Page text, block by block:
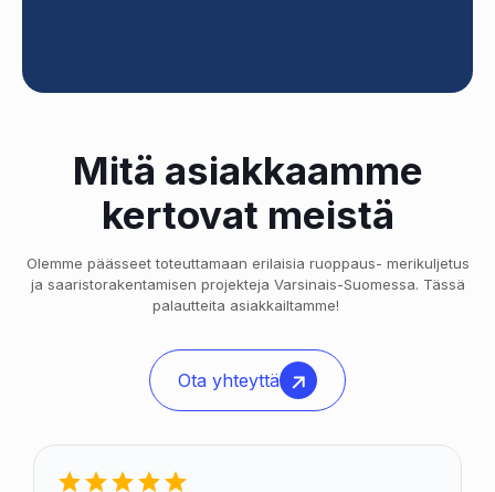
Mitä asiakkaamme
kertovat meistä
Olemme päässeet toteuttamaan erilaisia ruoppaus- merikuljetus
ja saaristorakentamisen projekteja Varsinais-Suomessa. Tässä
palautteita asiakkailtamme!
Ota yhteyttä